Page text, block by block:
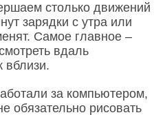
столько движений
зарядки с утра или
Самое главное –
вдаль
вблизи.
за компьютером,
обязательно рисовать